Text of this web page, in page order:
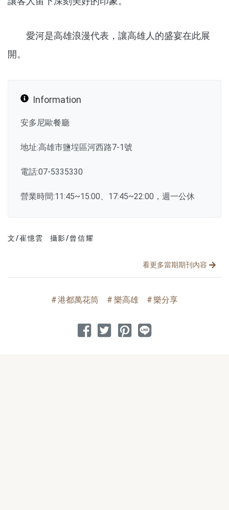
愛河是高雄浪漫代表，讓高雄人的盛宴在此展
開。
Information
安多尼歐餐廳
地址:高雄市鹽埕區河西路7-1號
電話:07-5335330
營業時間:11:45~15:00、17:45~22:00，週一公休
文/崔憶雲 攝影/曾信耀
看更多當期期刊內容
港都萬花筒 樂高雄 樂分享
分享到 Facebook
分享到 Twitter
分享到 Pinterest
分享到 Line